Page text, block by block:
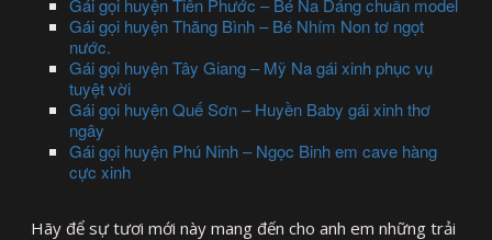
Gái gọi huyện Tiên Phước – Bé Na Dáng chuẩn model
Gái gọi huyện Thăng Bình – Bé Nhím Non tơ ngọt
nước.
Gái gọi huyện Tây Giang – Mỹ Na gái xinh phục vụ
tuyệt vời
Gái gọi huyện Quế Sơn – Huyền Baby gái xinh thơ
ngây
Gái gọi huyện Phú Ninh – Ngọc Binh em cave hàng
cực xinh
Hãy để sự tươi mới này mang đến cho anh em những trải